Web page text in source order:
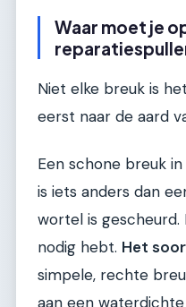
Waar moet je
Niet elke breuk is
eerst naar de aard
Een schone breuk
is iets anders dan
wortel is
nodig hebt. Het
simpele, rechte
aan een